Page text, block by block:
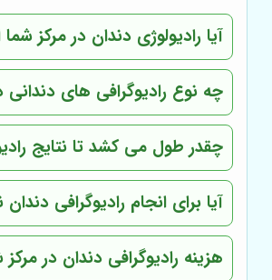
آیا رادیولوژی دندان در مرکز
چه نوع رادیوگرافی های
چقدر طول می کشد تا نتایج
آیا برای انجام رادیوگرافی
هزینه رادیوگرافی دندان در